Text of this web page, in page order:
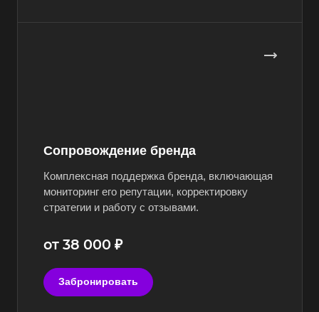
Сопровождение бренда
Комплексная поддержка бренда, включающая
мониторинг его репутации, корректировку
стратегии и работу с отзывами.
от 38 000 ₽
Забронировать